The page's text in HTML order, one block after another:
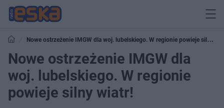
Nowe ostrzeżenie IMGW dla woj. lubelskiego. W regionie powieje silny
wiatr!
Nowe ostrzeżenie IMGW dla
woj. lubelskiego. W regionie
powieje silny wiatr!